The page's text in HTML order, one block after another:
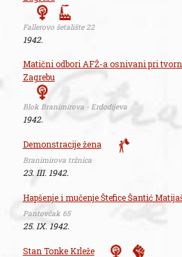
Fallerovo šetalište 22
1942.
Matični odbori AFŽ-a osnivani pri
Zagrebu
Blok Branimirova - Erdodijeva
1942.
Demonstracije žena
Branimirova tržnica
23. III. 1942.
Hapšenje i mučenje Štefice Šantić
Pantovčak 65
25. IX. 1942.
Stan Tonke Krleže